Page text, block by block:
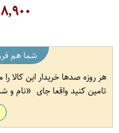
شما هم
هر روزه صدها خریدار این کالا
تامین کنید واقعا جای
نام و